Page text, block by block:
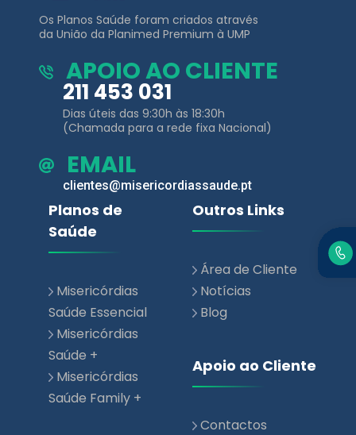
Os Planos Saúde foram criados através
da União da Planimed Premium à UMP
APOIO AO CLIENTE
211 453 031
Dias úteis das 9:30h às 18:30h
(Chamada para a rede fixa Nacional)
EMAIL
clientes@misericordiassaude.pt
Planos de
Saúde
Misericórdias
Saúde Essencial
Misericórdias
Saúde +
Misericórdias
Saúde Family +
Outros Links
Área de Cliente
Notícias
Blog
Apoio ao Cliente
Contactos